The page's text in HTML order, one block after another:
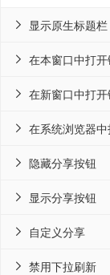
显示原生标题栏

在本窗口中打

在新窗口中打

在系统浏览器

隐藏分享按钮

显示分享按钮

自定义分享

禁用下拉刷新
